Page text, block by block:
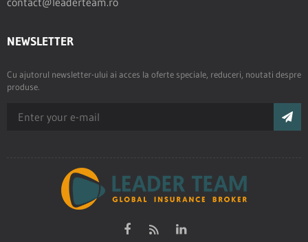
NEWSLETTER
Cu ajutorul newsletter-ului ai acces la oferte speciale, reduceri, noutati despre
produse.